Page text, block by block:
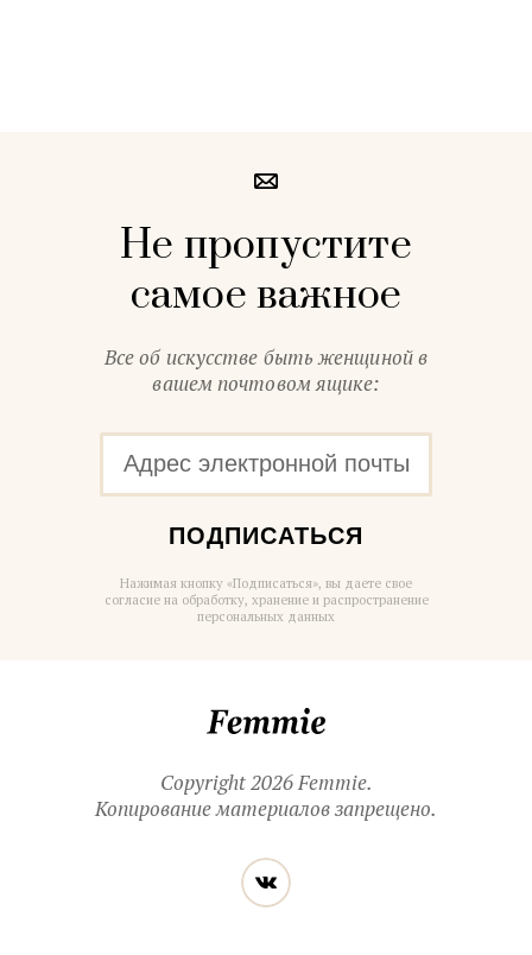
Не пропустите
самое важное
Все об искусстве быть женщиной в
вашем почтовом ящике:
ПОДПИСАТЬСЯ
Нажимая кнопку «Подписаться», вы даете свое
согласие на обработку, хранение и распространение
персональных данных
Copyright 2026 Femmie.
Копирование материалов запрещено.
Читайте
нас
в социальных